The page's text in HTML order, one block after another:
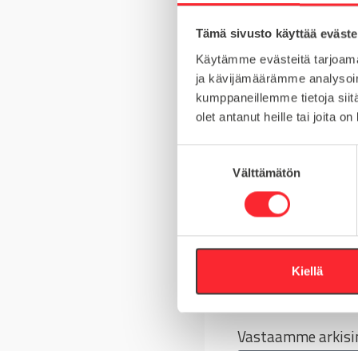
Tämä sivusto käyttää
Käytämme evästeitä
ja kävijämäärämme
kumppaneillemme tietoja
olet antanut heille tai joita
k
Välttämätön
Kiellä
MATERIAALI
MYYNTIERÄ
KIERRE
Kysy tuotteista:
Asiakaspalvelu 8-
Tai lähetä
Vastaamme